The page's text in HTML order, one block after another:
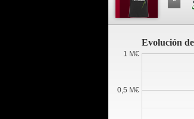
Evolución
0,5 M€
1 M€